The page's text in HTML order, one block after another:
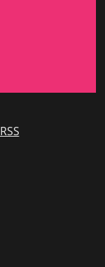
RSS